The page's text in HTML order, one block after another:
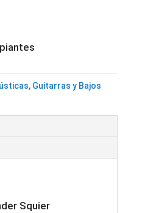
, Guitarras y Bajos
Squier